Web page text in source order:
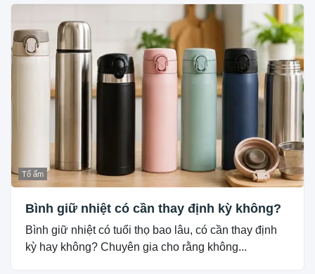
Tổ ấm
Bình giữ nhiệt có cần thay định kỳ không?
Bình giữ nhiệt có tuổi thọ bao lâu, có cần thay định
kỳ hay không? Chuyên gia cho rằng không...